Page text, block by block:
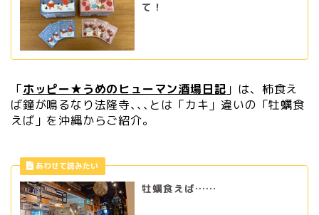
て！
「ホッピー★うめのヒューマン酒場日記 」は、柿食え
ば鐘が鳴るなり法隆寺､､､とは「カキ」違いの「牡蠣食
えば」を沖縄からご紹介。
牡蠣食えば……